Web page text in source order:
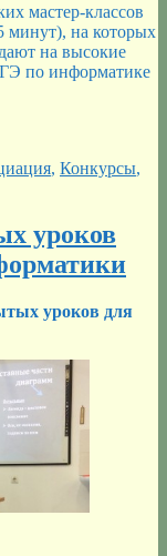
мастер-классов
минут), на которых
на высокие
по информатике
, Конкурсы,
уроков
уроков для